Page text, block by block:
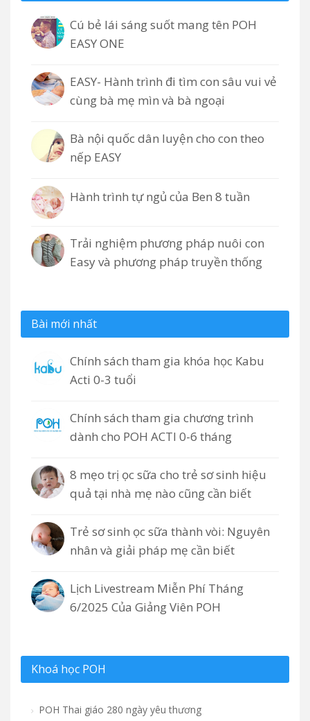
Cú bẻ lái sáng suốt mang tên POH
EASY ONE
EASY- Hành trình đi tìm con sâu vui vẻ
cùng bà mẹ mìn và bà ngoại
Bà nội quốc dân luyện cho con theo
nếp EASY
Hành trình tự ngủ của Ben 8 tuần
Trải nghiệm phương pháp nuôi con
Easy và phương pháp truyền thống
Bài mới nhất
Chính sách tham gia khóa học Kabu
Acti 0-3 tuổi
Chính sách tham gia chương trình
dành cho POH ACTI 0-6 tháng
8 mẹo trị ọc sữa cho trẻ sơ sinh hiệu
quả tại nhà mẹ nào cũng cần biết
Trẻ sơ sinh ọc sữa thành vòi: Nguyên
nhân và giải pháp mẹ cần biết
Lịch Livestream Miễn Phí Tháng
6/2025 Của Giảng Viên POH
Khoá học POH
POH Thai giáo 280 ngày yêu thương